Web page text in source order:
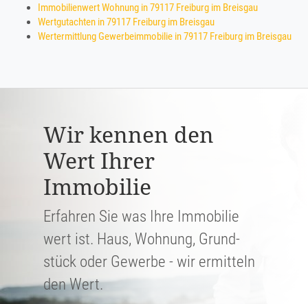
Immobilienwert Wohnung in 79117 Freiburg im Breisgau
Wertgutachten in 79117 Freiburg im Breisgau
Wertermittlung Gewerbeimmobilie in 79117 Freiburg im Breisgau
Wir kennen den
Wert Ihrer
Immobilie
Erfahren Sie was Ihre Immobilie
wert ist. Haus, Wohnung, Grund­
stück oder Gewerbe - wir ermitteln
den Wert.